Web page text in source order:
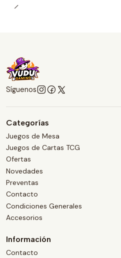
Síguenos
Categorías
Juegos de Mesa
Juegos de Cartas TCG
Ofertas
Novedades
Preventas
Contacto
Condiciones Generales
Accesorios
Información
Contacto